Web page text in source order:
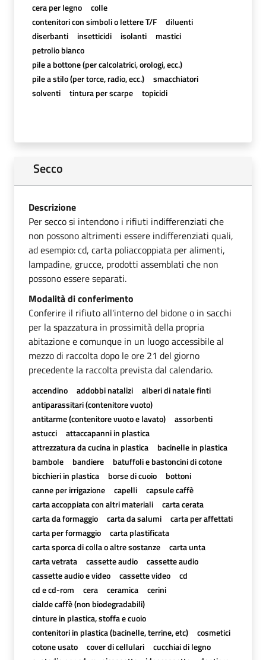
cera per legno
colle
contenitori con simboli o lettere T/F
diluenti
diserbanti
insetticidi isolanti
mastici
petrolio bianco
pile a bottone (per calcolatrici, orologi, ecc.)
pile a stilo (per torce, radio, ecc.)
smacchiatori
solventi
tintura per scarpe topicidi
Secco
Descrizione
Per secco si intendono i rifiuti indifferenziati che
non possono altrimenti essere indifferenziati quali,
ad esempio: cd, carta poliaccoppiata per alimenti,
lampadine, grucce, prodotti assemblati che non
possono essere separati.
Modalità di conferimento
Conferire il rifiuto all'interno del bidone o in sacchi
per la spazzatura in prossimità della propria
abitazione e comunque in un luogo accessibile al
mezzo di raccolta dopo le ore 21 del giorno
precedente la raccolta prevista dal calendario.
accendino addobbi natalizi
alberi di natale finti
antiparassitari (contenitore vuoto)
antitarme (contenitore vuoto e lavato)
assorbenti
astucci
attaccapanni in plastica
attrezzatura da cucina in plastica
bacinelle in plastica
bambole
bandiere
batuffoli e bastoncini di cotone
bicchieri in plastica
borse di cuoio
bottoni
canne per irrigazione
capelli
capsule caffè
carta accoppiata con altri materiali
carta cerata
carta da formaggio
carta da salumi
carta per affettati
carta per formaggio
carta plastificata
carta sporca di colla o altre sostanze
carta unta
carta vetrata
cassette audio
cassette audio
cassette audio e video
cassette video
cd
cd e cd-rom
cera ceramica
cerini
cialde caffè (non biodegradabili)
cinture in plastica, stoffa e cuoio
contenitori in plastica (bacinelle, terrine, etc)
cosmetici
cotone usato
cover di cellulari
cucchiai di legno